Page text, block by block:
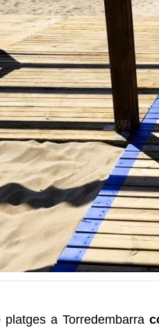
a Torredembarra